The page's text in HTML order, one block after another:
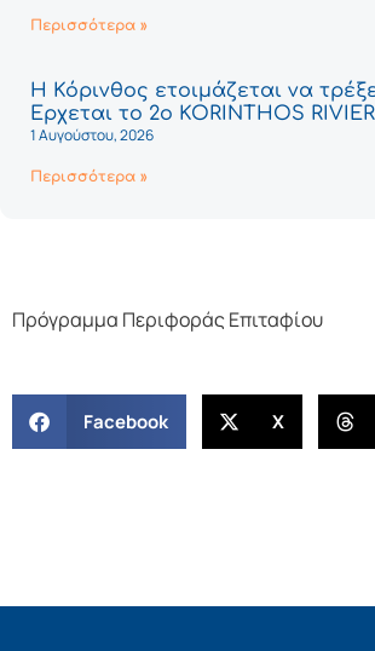
Περισσότερα »
Η Κόρινθος ετοιμάζεται να
Έρχεται το 2ο KORINTHOS
1 Αυγούστου, 2026
Περισσότερα »
Πρόγραμμα Περιφοράς Επιταφίου
Facebook X